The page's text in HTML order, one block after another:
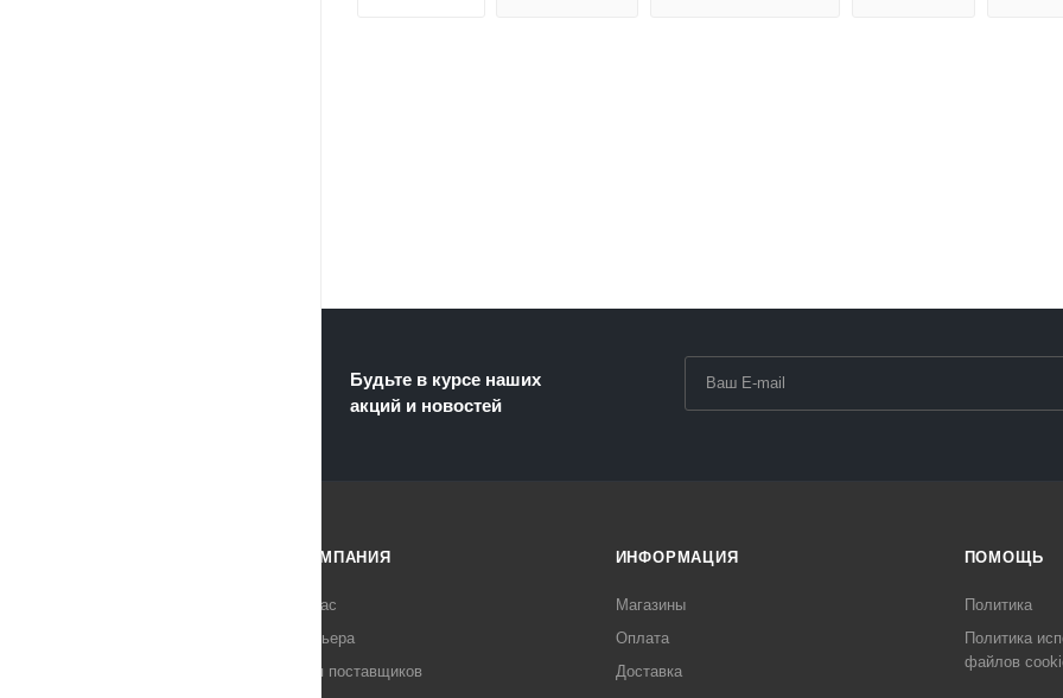
Будьте в курсе наших
акций и новостей
КОМПАНИЯ
О нас
Карьера
Для поставщиков
ИНФОРМАЦИЯ
Магазины
Оплата
Доставка
ПОМОЩЬ
Политика
Политика
файлов